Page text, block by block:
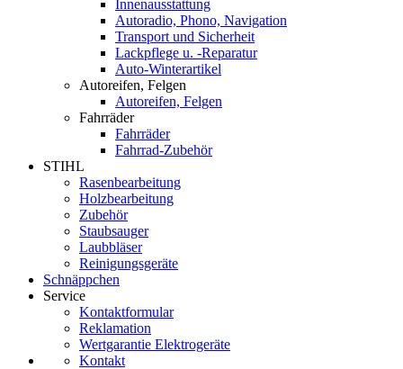
Innenausstattung
Autoradio, Phono, Navigation
Transport und Sicherheit
Lackpflege u. -Reparatur
Auto-Winterartikel
Autoreifen, Felgen
Autoreifen, Felgen
Fahrräder
Fahrräder
Fahrrad-Zubehör
STIHL
Rasenbearbeitung
Holzbearbeitung
Zubehör
Staubsauger
Laubbläser
Reinigungsgeräte
Schnäppchen
Service
Kontaktformular
Reklamation
Wertgarantie Elektrogeräte
Kontakt